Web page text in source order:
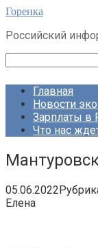
Перейти
контенту
Горенка
Российский
Главная
Новости
Зарплаты в
Что нас
05.06.2022
Елена